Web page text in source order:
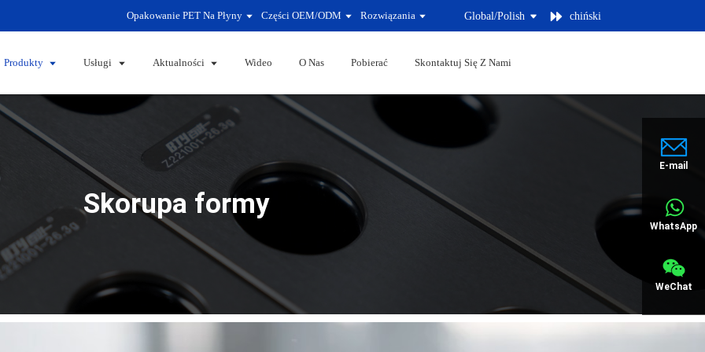
Opakowanie PET Na Płyny Części OEM/ODM Rozwiązania Global/Polish chiński
Produkty Usługi Aktualności Wideo O Nas Pobierać Skontaktuj Się Z Nami
E-mail
WhatsApp
WeChat
Skorupa formy